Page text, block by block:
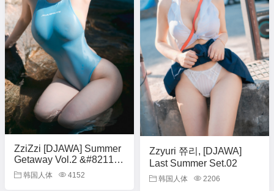
ZziZzi [DJAWA] Summer
Getaway Vol.2 &#8211;
Set.03
韩国人体 4152
Zzyuri 쮸리, [DJAWA]
Last Summer Set.02
韩国人体 2206